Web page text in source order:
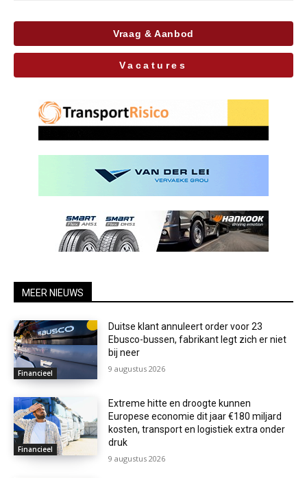
Vraag & Aanbod
Vacatures
MEER NIEUWS
Financieel
Duitse klant annuleert order voor 23
Ebusco-bussen, fabrikant legt zich er niet
bij neer
9 augustus 2026
Financieel
Extreme hitte en droogte kunnen
Europese economie dit jaar €180 miljard
kosten, transport en logistiek extra onder
druk
9 augustus 2026